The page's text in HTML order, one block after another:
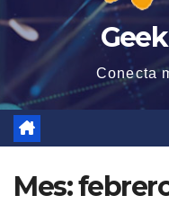
Conecta
Mes: